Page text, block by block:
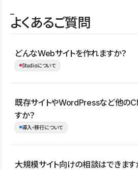
よくあるご質問
どんなWebサイトを作れますか？
Studioについて
コーポレートサイト、サービスサイト、
グ・メディア、イベントサイト、店舗・
ォリオなど幅広く制作できます。
既存サイトやWordPressなど他の
すか？
導入・移行について
はい。既存サイトの構成やコンテンツ、
大規模サイト向けの相談はできます